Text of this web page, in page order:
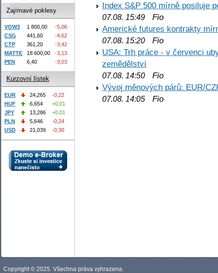
Index S&P 500 mírně posiluje
07.08. 15:49 Fio
Americké futures kontrakty
07.08. 15:20 Fio
USA: Trh práce - v červenci
zemědělství
07.08. 14:50 Fio
Vývoj měnových párů: EUR/
07.08. 14:05 Fio
Zajímavé poklesy
VOW3 1 800,00
-5,06
CSG
441,60
-4,62
CTP
361,20
-3,42
MATTE
18 600,00
-3,13
PEN
6,40 -3,03
Kurzovní lístek
EUR 24,265
-0,22
HUF
6,654
+0,01
JPY
13,286
+0,01
PLN
5,646
-0,24
USD
21,039 -0,30
Copyright © 2025. Všechna práva vyhrazena.